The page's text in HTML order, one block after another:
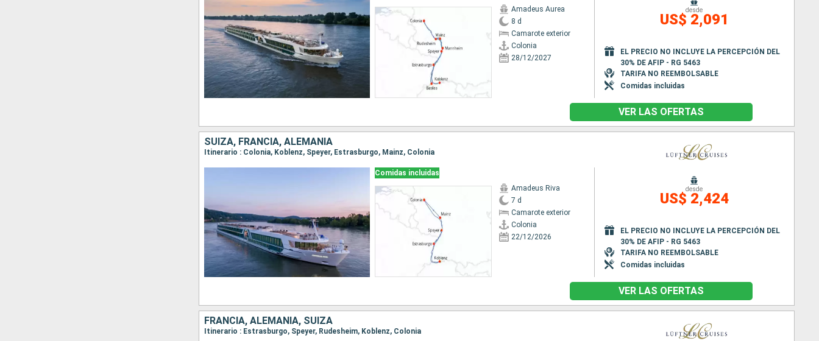
Amadeus Aurea
8 d
Camarote exterior
Colonia
28/12/2027
desde
US$ 2,091
EL PRECIO NO INCLUYE LA PERCEPCIÓN DEL
30% DE AFIP - RG 5463
TARIFA NO REEMBOLSABLE
Comidas incluidas
VER LAS OFERTAS
SUIZA, FRANCIA, ALEMANIA
Itinerario : Colonia, Koblenz, Speyer, Estrasburgo, Mainz, Colonia
Comidas incluidas
Amadeus Riva
7 d
Camarote exterior
Colonia
22/12/2026
desde
US$ 2,424
EL PRECIO NO INCLUYE LA PERCEPCIÓN DEL
30% DE AFIP - RG 5463
TARIFA NO REEMBOLSABLE
Comidas incluidas
VER LAS OFERTAS
FRANCIA, ALEMANIA, SUIZA
Itinerario : Estrasburgo, Speyer, Rudesheim, Koblenz, Colonia